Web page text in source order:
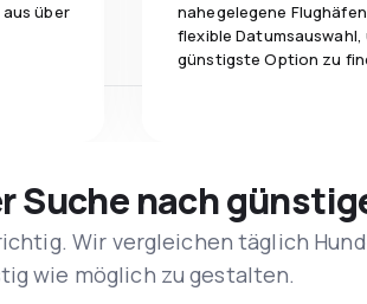
über
nahegelegene
flexible Datumsauswahl,
günstigste Option zu
Suche nach
Wir vergleichen täglich
wie möglich zu gestalten.